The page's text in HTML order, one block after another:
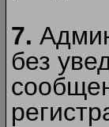
7.
без